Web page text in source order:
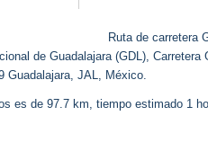
Ruta de carretera
de Guadalajara (GDL), Carretera
Guadalajara, JAL, México.
es de 97.7 km, tiempo estimado 1